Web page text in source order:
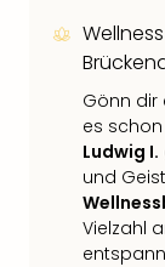
Gönn dir
es schon
Ludwig I.
und
Vielzahl